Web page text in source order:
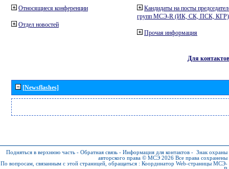
Относящиеся конференции
Отдел новостей
Кандидаты на посты
групп МСЭ-R (ИК, СК, ПСК, КГР)
Прочая информация
Для контактов
[Newsflashes]
Подняться в верхнюю часть - Обратная связь - Информация для контактов - Знак охраны
авторского права © МСЭ 2026 Все права сохранены
По вопросам, связанным с этой страницей, обращаться : Координатор Web-страницы МСЭ-